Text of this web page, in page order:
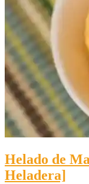
Helado de
Heladera]